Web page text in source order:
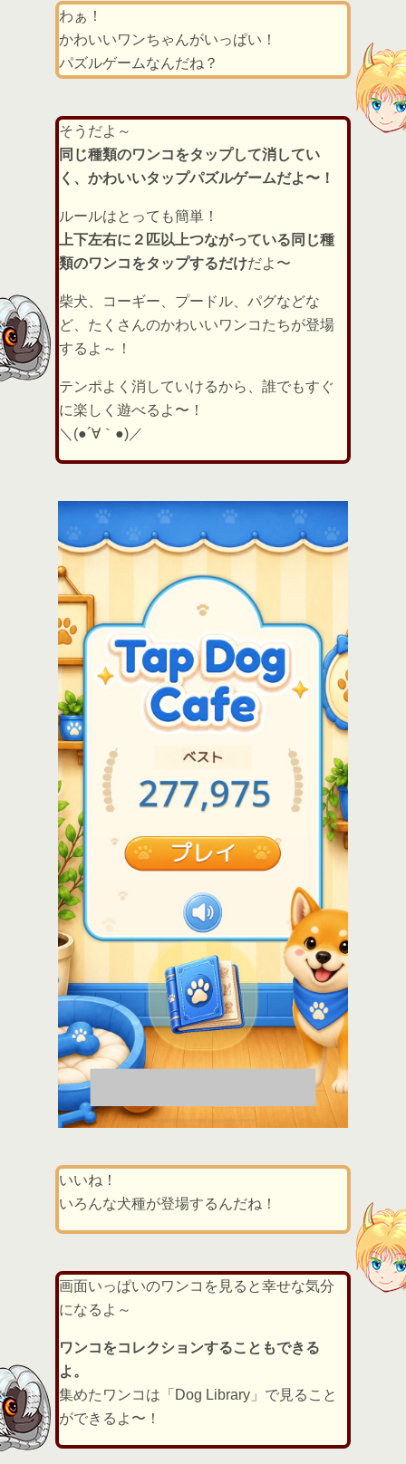
わぁ！
かわいいワンちゃんがいっぱい！
パズルゲームなんだね？
そうだよ～
同じ種類のワンコをタップして消してい
く、かわいいタップパズルゲームだよ〜！
ルールはとっても簡単！
上下左右に２匹以上つながっている同じ種
類のワンコをタップするだけだよ〜
柴犬、コーギー、プードル、パグなどな
ど、たくさんのかわいいワンコたちが登場
するよ～！
テンポよく消していけるから、誰でもすぐ
に楽しく遊べるよ〜！
＼(●´∀｀●)／
いいね！
いろんな犬種が登場するんだね！
画面いっぱいのワンコを見ると幸せな気分
になるよ～
ワンコをコレクションすることもできる
よ。
集めたワンコは「Dog Library」で見ること
ができるよ〜！